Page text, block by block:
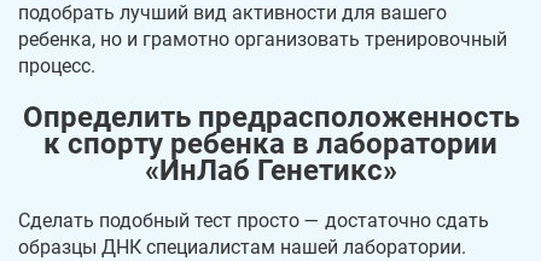
подобрать лучший вид активности для вашего
ребенка, но и грамотно организовать тренировочный
процесс.
Определить предрасположенность
к спорту ребенка в лаборатории
«ИнЛаб Генетикс»
Сделать подобный тест просто — достаточно сдать
образцы ДНК специалистам нашей лаборатории.